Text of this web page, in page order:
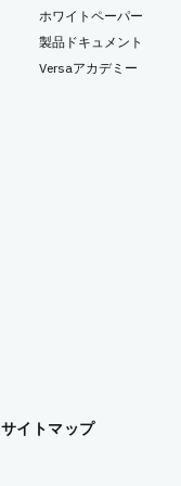
ホワイトペーパー
製品ドキュメント
Versaアカデミー
サイトマップ